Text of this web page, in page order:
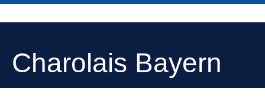
Charolais Bayern